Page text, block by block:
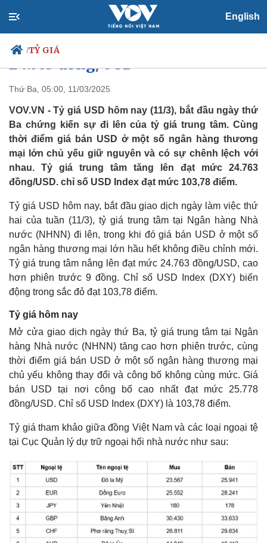
English
/TỶ GIÁ
Chính trị
Đảng
Tổ chức nhân sự
Quốc hội
Nhận diện sự thật
Xã hội
Tin 24h
Dự báo thời tiết
Giáo dục
Dấu ấn VOV
Việc làm
Tỷ giá USD hôm nay 11/3: Tỷ giá
trung tâm đi lên chạm mức
24.763 đồng/USD
Thứ Ba, 05:00, 11/03/2025
VOV.VN - Tỷ giá USD hôm nay (11/3), bắt đầu ngày thứ
Ba chứng kiến sự đi lên của tỷ giá trung tâm. Cùng
thời điểm giá bán USD ở một số ngân hàng thương
mại lớn chủ yếu giữ nguyên và có sự chênh lệch với
nhau. Tỷ giá trung tâm tăng lên đạt mức 24.763
đồng/USD. chỉ số USD Index đạt mức 103,78 điểm.
Tỷ giá USD hôm nay, bắt đầu giao dịch ngày làm việc thứ
hai của tuần (11/3), tỷ giá trung tâm tại Ngân hàng Nhà
nước (NHNN) đi lên, trong khi đó giá bán USD ở một số
ngân hàng thương mại lớn hầu hết không điều chỉnh mới.
Tỷ giá trung tâm nâng lên đạt mức 24.763 đồng/USD, cao
hơn phiên trước 9 đồng. Chỉ số USD Index (DXY) biến
động trong sắc đỏ đạt 103,78 điểm.
Tỷ giá hôm nay
Mở cửa giao dịch ngày thứ Ba, tỷ giá trung tâm tại Ngân
hàng Nhà nước (NHNN) tăng cao hơn phiên trước, cùng
thời điểm giá bán USD ở một số ngân hàng thương mại
chủ yếu không thay đổi và công bố không cùng mức. Giá
bán USD tại nơi công bố cao nhất đạt mức 25.778
đồng/USD. Chỉ số USD Index (DXY) là 103,78 điểm.
Tỷ giá tham khảo giữa đồng Việt Nam và các loại ngoại tệ
tại Cục Quản lý dự trữ ngoại hối nhà nước như sau: